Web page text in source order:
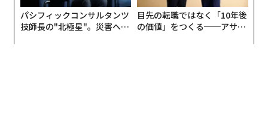
パシフィックコンサルタンツ
技師長の"北極星"。災害への
目先の転職ではなく「10年後
の価値」をつくる──アサイ